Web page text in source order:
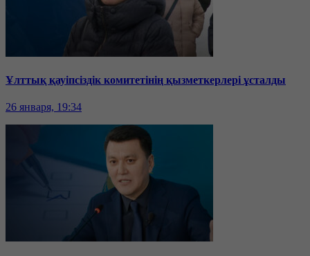
Ұлттық қауіпсіздік комитетінің қызметкерлері ұсталды
26 января, 19:34